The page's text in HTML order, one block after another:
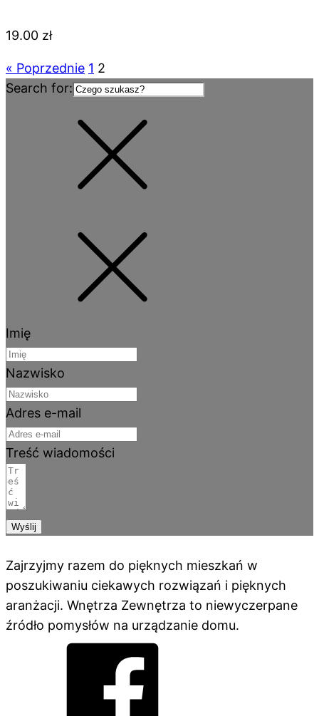
19.00 zł
« Poprzednie 1 2
Search for:
Imię
Nazwisko
Adres e-mail
Treść wiadomości
Wyślij
Zajrzyjmy razem do pięknych mieszkań w
poszukiwaniu ciekawych rozwiązań i pięknych
aranżacji. Wnętrza Zewnętrza to niewyczerpane
źródło pomysłów na urządzanie domu.